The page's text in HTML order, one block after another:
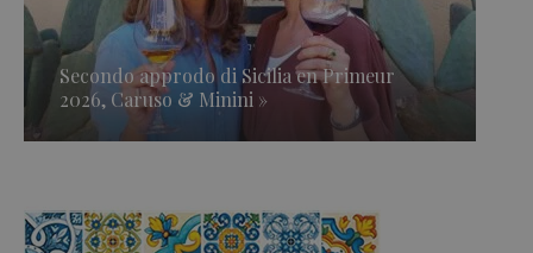
Secondo approdo di Sicilia en Primeur
2026, Caruso & Minini »